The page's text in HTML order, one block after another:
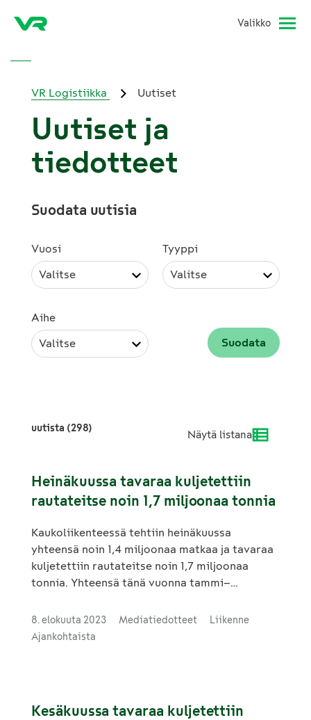
Valikko
VR Logistiikka Uutiset
Uutiset ja
tiedotteet
Suodata uutisia
Vuosi
Valitse
Tyyppi
Valitse
Aihe
Valitse
uutista (298)
Näytä listana
Heinäkuussa tavaraa kuljetettiin
rautateitse noin 1,7 miljoonaa tonnia
Kaukoliikenteessä tehtiin heinäkuussa
yhteensä noin 1,4 miljoonaa matkaa ja tavaraa
kuljetettiin rautateitse noin 1,7 miljoonaa
tonnia. Yhteensä tänä vuonna tammi–
kaukoliikenteen matkaa ja tavaraa kuljetettu
rautateitse 13,6 miljoonaa tonnia.
8. elokuuta 2023 Mediatiedotteet
Liikenne
Ajankohtaista
Kesäkuussa tavaraa kuljetettiin